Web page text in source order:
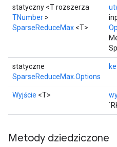
statyczny <T rozszerza
TNumber >
SparseReduceMax <T>
statyczne
SparseReduceMax.Options
Wyjście <T>
Metody dziedziczone